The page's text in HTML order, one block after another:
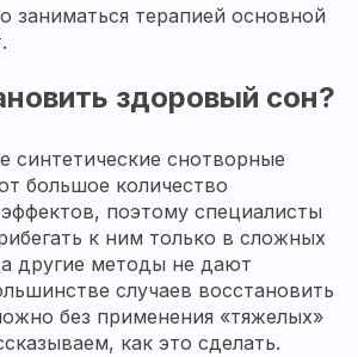
заниматься терапией основной
.
здоровый сон?
синтетические снотворные
большое количество
поэтому специалисты
к ним только в сложных
другие методы не дают
случаев восстановить
без применения «тяжелых»
как это сделать.